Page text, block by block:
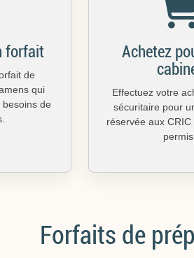
forfait
de
qui
de
Achetez
Effectuez votre
sécuritaire pour
réservée aux CRIC
permis.
Forfaits de